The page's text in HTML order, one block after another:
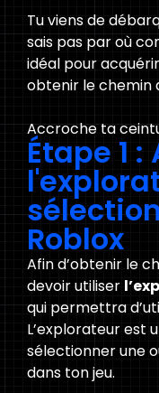
Tu viens de
sais pas par où
idéal pour
obtenir le chemin
Accroche ta
Étape 1
Roblox
Afin d’obtenir le
devoir utiliser
qui permettra
L’explorateur est
sélectionner une
dans ton jeu.